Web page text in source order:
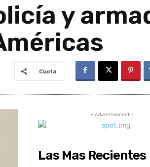
y
Cuota
- Advertisement -
Las Mas Recientes